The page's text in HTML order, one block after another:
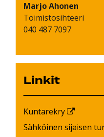
MarjoAhonen
Toimistosihteeri
040 487 7097
Linkit
Kuntarekry
Sähköinen sijaisen